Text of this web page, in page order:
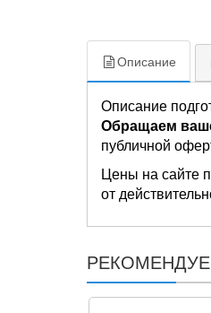
Описание
Описание
Обращаем
публичной
Цены на сайте
от